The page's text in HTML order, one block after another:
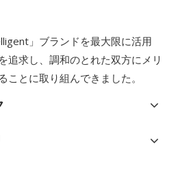
」ブランドを最大限に活用
追求し、調和のとれた双方にメリ
ことに取り組んできました。